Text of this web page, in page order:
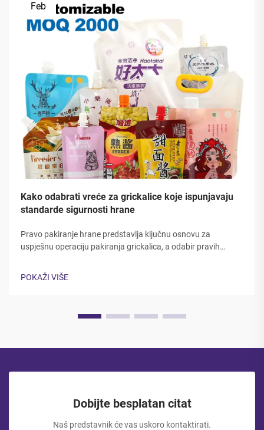
Feb
Kako odabrati vreće za grickalice koje ispunjavaju
standarde sigurnosti hrane
Pravo pakiranje hrane predstavlja ključnu osnovu za
uspješnu operaciju pakiranja grickalica, a odabir pravih
regulatornih standarda, svojstava materijala i najboljih praksi
POKAŽI VIŠE
Dobijte besplatan citat
Naš predstavnik će vas uskoro kontaktirati.